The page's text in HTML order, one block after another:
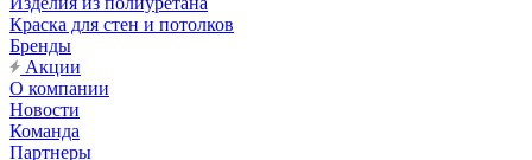
Краска для стен и потолков
Бренды
Акции
О компании
Новости
Команда
Партнеры